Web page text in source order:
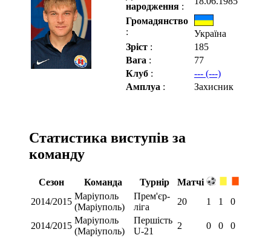
народження :
Громадянство
:
Україна
Зріст :
185
Вага :
77
Клуб :
--- (---)
Амплуа : Захисник
Статистика виступів за
команду
Сезон Команда Турнір
Матчі
2014/2015
Маріуполь
(Маріуполь)
Прем'єр-
ліга
20 1 1 0
2014/2015
Маріуполь
(Маріуполь)
Першість
U-21
2 0 0 0